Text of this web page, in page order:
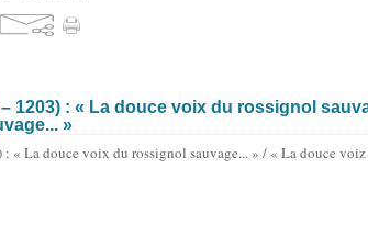
1203) : « La douce voix du rossignol
»